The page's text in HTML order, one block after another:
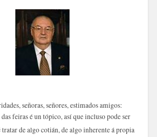
señoras, señores, estimados amigos:
feiras é un tópico, así que incluso pode ser
de algo cotián, de algo inherente á propia